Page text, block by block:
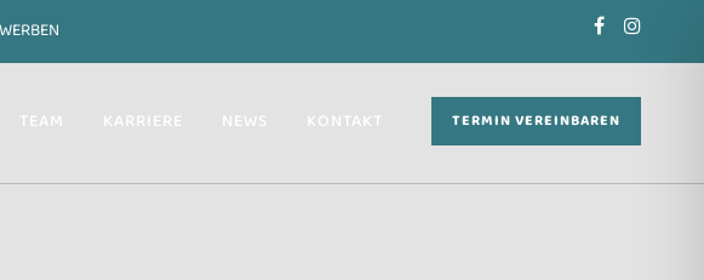
TEAM KARRIERE NEWS KONTAKT TERMIN VEREINBAREN